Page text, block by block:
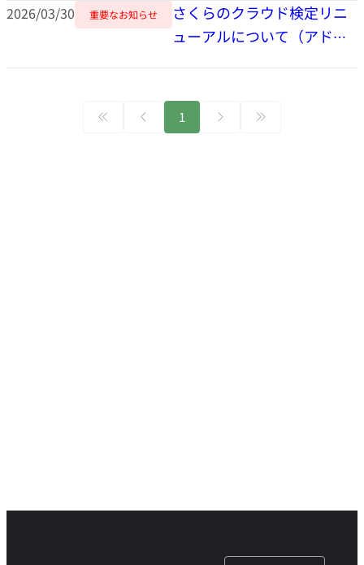
2026/03/30 重要なお知らせ
さくらのクラウド検定リニ
ューアルについて（アドバ
1